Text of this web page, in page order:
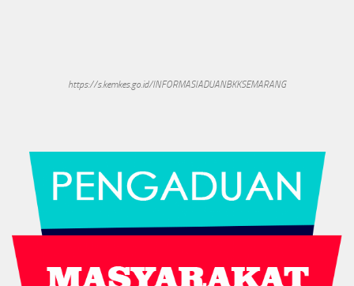
https://s.kemkes.go.id/INFORMASIADUANBKKSEMARANG